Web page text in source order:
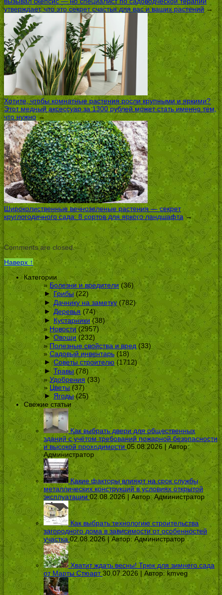
утверждает, что это секрет счастья для вас и ваших растений→
Хотите, чтобы комнатные растения росли крупными и яркими?
Этот медный аксессуар за 1300 рублей может стать именно тем,
что нужно →
Широколиственные вечнозеленые растения — секрет
круглогодичного сада: 8 сортов для яркого ландшафта→
Comments are closed.
Наверх ↑
Категории
Болезни и вредители(36)
► Грибы(22)
► Дачнику на заметку (782)
► Деревья (74)
► Кустарники(38)
Новости(2957)
► Овощи(232)
Полезные свойства и вред (33)
Садовый инвентарь (18)
► Советы строителю (1712)
► Травы(78)
Удобрения (33)
Цветы(37)
► Ягоды(25)
Свежие статьи
Как выбрать двери для общественных
зданий с учётом требований пожарной безопасности
и высокой проходимости 05.08.2026 | Автор:
Администратор
Какие факторы влияют на срок службы
металлических конструкций в условиях открытой
эксплуатации 02.08.2026 | Автор:Администратор
Как выбрать технологию строительства
загородного дома в зависимости от особенностей
участка 02.08.2026 | Автор: Администратор
Хватит ждать весны! Трюк для зимнего сада
от Марты Стюарт 30.07.2026 | Автор:kmveg